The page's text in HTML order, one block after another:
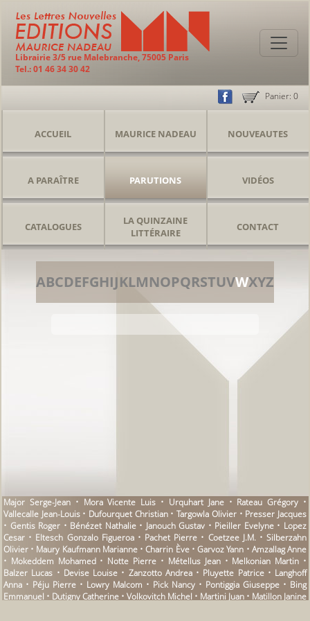
Librairie 3/5 rue Malebranche, 75005 Paris
Tel.: 01 46 34 30 42
Panier: 0
ACCUEIL MAURICE NADEAU NOUVEAUTES
A PARAÎTRE PARUTIONS VIDÉOS
CATALOGUES
LA QUINZAINE
LITTÉRAIRE
CONTACT
ABCDEFGHIJKLMNOPQRSTUVWXYZ
Major Serge-Jean • Mora Vicente Luis • Urquhart Jane • Rateau Grégory •
Vallecalle Jean-Louis • Dufourquet Christian • Targowla Olivier • Presser Jacques
• Gentis Roger • Bénézet Nathalie • Janouch Gustav • Pieiller Evelyne • Lopez
Cesar • Eltesch Gonzalo Figueroa • Pachet Pierre • Coetzee J.M. • Silberzahn
Olivier • Maury Kaufmann Marianne • Charrin Ève • Garvoz Yann • Amzallag Anne
• Mokeddem Mohamed • Notte Pierre • Métellus Jean • Melkonian Martin •
Balzer Lucas • Devise Louise • Zanzotto Andrea • Pluyette Patrice • Langhoff
Anna • Péju Pierre • Lowry Malcom • Pick Nancy • Pontiggia Giuseppe • Bing
Emmanuel • Dutigny Catherine • Volkovitch Michel • Martini Juan • Matillon Janine